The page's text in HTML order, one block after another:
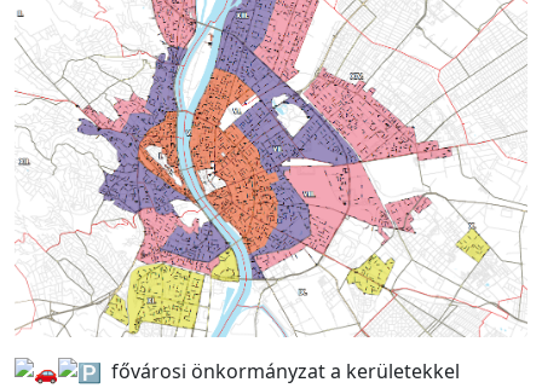
fővárosi önkormányzat a kerületekkel